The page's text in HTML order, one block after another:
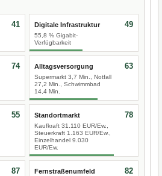
41 Digitale Infrastruktur
55,8 % Gigabit-
Verfügbarkeit
49
74 Alltagsversorgung
Supermarkt 3,7 Min., Notfall
27,2 Min., Schwimmbad
14,4 Min.
63
55 Standortmarkt
Kaufkraft 31.110 EUR/Ew.,
Steuerkraft 1.163 EUR/Ew.,
Einzelhandel 9.030
EUR/Ew.
78
87 Fernstraßenumfeld 82